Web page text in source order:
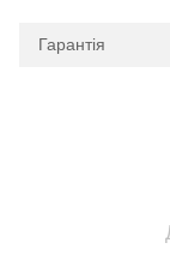
Гарантія